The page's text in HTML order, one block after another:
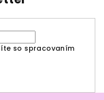
so spracovaním